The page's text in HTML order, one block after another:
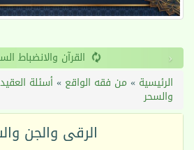
القرآن والانضباط ‹
الرئيسية » من فقه الواقع »أسئلة
والسحر
الرقى والجن